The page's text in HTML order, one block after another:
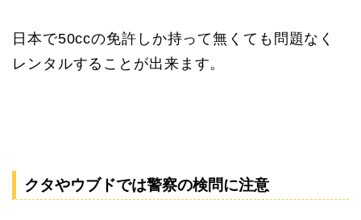
日本で50ccの免許しか持って無くても問題なく
レンタルすることが出来ます。
クタやウブドでは警察の検問に注意